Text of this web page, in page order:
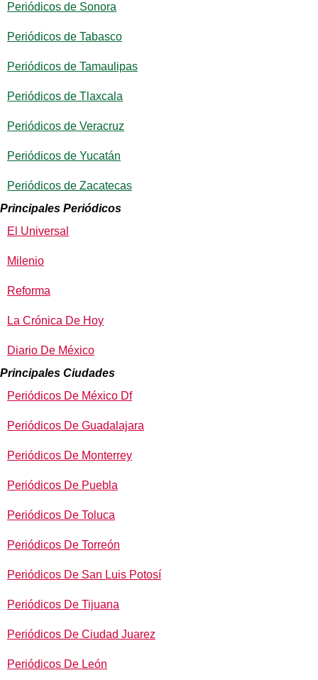
Periódicos de Sonora
Periódicos de Tabasco
Periódicos de Tamaulipas
Periódicos de Tlaxcala
Periódicos de Veracruz
Periódicos de Yucatán
Periódicos de Zacatecas
Principales Periódicos
El Universal
Milenio
Reforma
La Crónica De Hoy
Diario De México
Principales Ciudades
Periódicos De México Df
Periódicos De Guadalajara
Periódicos De Monterrey
Periódicos De Puebla
Periódicos De Toluca
Periódicos De Torreón
Periódicos De San Luis Potosí
Periódicos De Tijuana
Periódicos De Ciudad Juarez
Periódicos De León